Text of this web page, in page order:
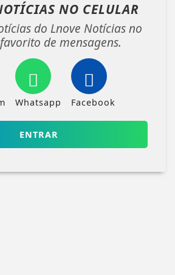
NO CELULAR
do Lnove Notícias no
de mensagens.
Whatsapp Facebook
ENTRAR